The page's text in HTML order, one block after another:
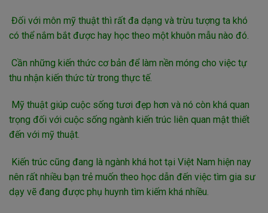
Đối với môn mỹ thuật thì rất đa dạng và trừu tượng ta khó
có thể nắm bắt được hay học theo một khuôn mẫu nào đó.
Cần những kiến thức cơ bản để làm nền móng cho việc tự
thu nhận kiến thức từ trong thực tế.
Mỹ thuật giúp cuộc sống tươi đẹp hơn và nó còn khá quan
trọng đối với cuộc sống ngành kiến trúc liên quan mật thiết
đến với mỹ thuật.
Kiến trúc cũng đang là ngành khá hot tại Việt Nam hiện nay
nên rất nhiều bạn trẻ muốn theo học dẫn đến việc tìm gia sư
dạy vẽ đang được phụ huynh tìm kiếm khá nhiều.